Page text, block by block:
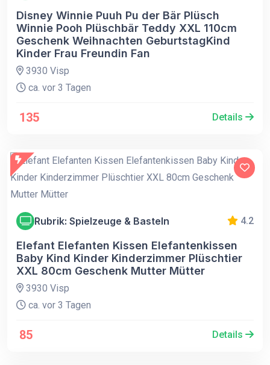
Disney Winnie Puuh Pu der Bär Plüsch
Winnie Pooh Plüschbär Teddy XXL 110cm
Geschenk Weihnachten GeburtstagKind
Kinder Frau Freundin Fan
3930 Visp
ca. vor 3 Tagen
135 Details
Rubrik: Spielzeuge & Basteln 4.2
Elefant Elefanten Kissen Elefantenkissen
Baby Kind Kinder Kinderzimmer Plüschtier
XXL 80cm Geschenk Mutter Mütter
3930 Visp
ca. vor 3 Tagen
85 Details